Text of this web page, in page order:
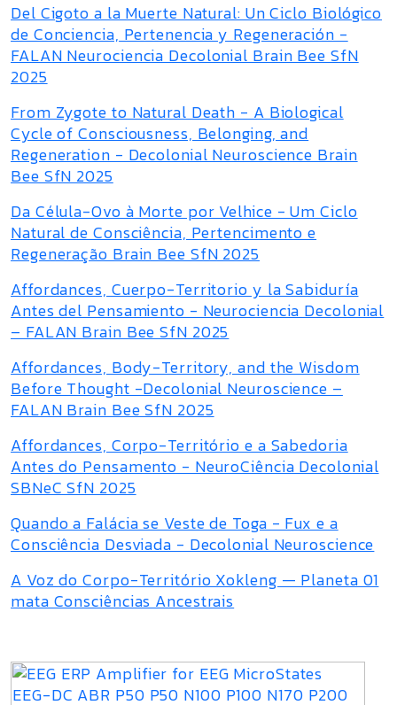
Del Cigoto a la Muerte Natural: Un Ciclo Biológico
de Conciencia, Pertenencia y Regeneración -
FALAN Neurociencia Decolonial Brain Bee SfN
2025
From Zygote to Natural Death - A Biological
Cycle of Consciousness, Belonging, and
Regeneration - Decolonial Neuroscience Brain
Bee SfN 2025
Da Célula-Ovo à Morte por Velhice - Um Ciclo
Natural de Consciência, Pertencimento e
Regeneração Brain Bee SfN 2025
Affordances, Cuerpo-Territorio y la Sabiduría
Antes del Pensamiento - Neurociencia Decolonial
– FALAN Brain Bee SfN 2025
Affordances, Body-Territory, and the Wisdom
Before Thought -Decolonial Neuroscience –
FALAN Brain Bee SfN 2025
Affordances, Corpo-Território e a Sabedoria
Antes do Pensamento - NeuroCiência Decolonial
SBNeC SfN 2025
Quando a Falácia se Veste de Toga - Fux e a
Consciência Desviada - Decolonial Neuroscience
A Voz do Corpo-Território Xokleng — Planeta 01
mata Consciências Ancestrais